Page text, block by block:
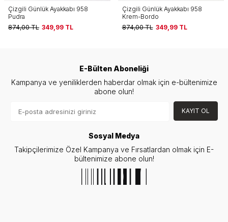
Çizgili Günlük Ayakkabı 958
Krem-Bordo
874,00TL 349,99
Çizgili Günlük Ayakkabı 958 Gri
874,00TL
E-Bülten Aboneliği
Kampanya ve yeniliklerden haberdar olmak için e-bültenimize
abone olun!
KAYIT OL
Sosyal Medya
Takipçilerimize Özel Kampanya ve Fırsatlardan olmak için E-
bültenimize abone olun!